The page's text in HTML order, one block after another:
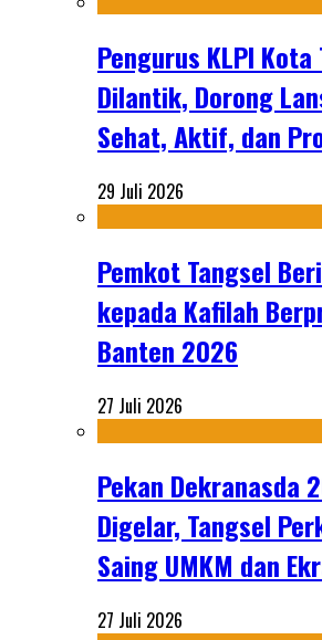
Pengurus KLPI Kota
Dilantik, Dorong
Sehat, Aktif, dan
29 Juli 2026
Pemkot Tangsel
kepada Kafilah
Banten 2026
27 Juli 2026
Pekan Dekranasda
Digelar, Tangsel
Saing UMKM dan
27 Juli 2026